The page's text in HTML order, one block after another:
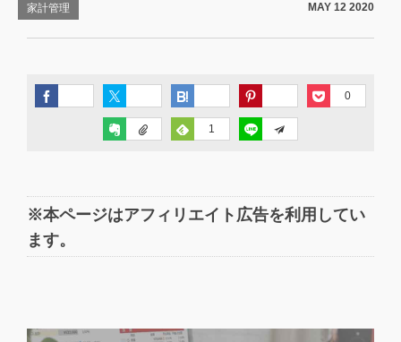
家計管理 MAY 12 2020
0
1
※本ページはアフィリエイト広告を利用してい
ます。